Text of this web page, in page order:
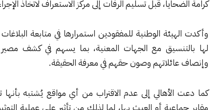
قبل تسليم الرفات إلى مركز الاستعراف لاتخاذ الإجراءات اللازمة.
الوطنية للمفقودين استمرارها في متابعة البلاغات والاستجابة
مع الجهات المعنية، بما يسهم في كشف مصير المفقودين
وصون حقهم في معرفة الحقيقة.
الأهالي إلى عدم الاقتراب من أي مواقع يُشتبه بأنها تحتوي على
أو العبث بها، لما لذلك من تأثير على عملية التوثيق والكشف